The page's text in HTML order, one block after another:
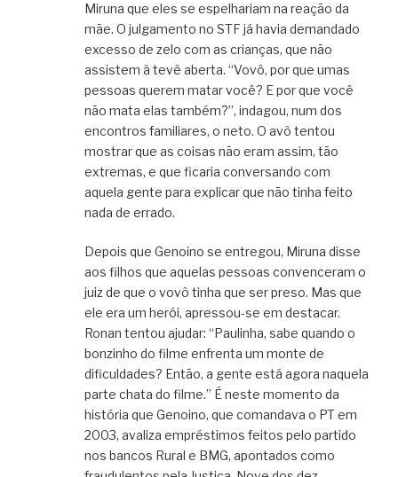
Miruna que eles se espelhariam na reação da
mãe. O julgamento no STF já havia demandado
excesso de zelo com as crianças, que não
assistem à tevê aberta. “Vovô, por que umas
pessoas querem matar você? E por que você
não mata elas também?”, indagou, num dos
encontros familiares, o neto. O avô tentou
mostrar que as coisas não eram assim, tão
extremas, e que ficaria conversando com
aquela gente para explicar que não tinha feito
nada de errado.
Depois que Genoino se entregou, Miruna disse
aos filhos que aquelas pessoas convenceram o
juiz de que o vovô tinha que ser preso. Mas que
ele era um herói, apressou-se em destacar.
Ronan tentou ajudar: “Paulinha, sabe quando o
bonzinho do filme enfrenta um monte de
dificuldades? Então, a gente está agora naquela
parte chata do filme.” É neste momento da
história que Genoino, que comandava o PT em
2003, avaliza empréstimos feitos pelo partido
nos bancos Rural e BMG, apontados como